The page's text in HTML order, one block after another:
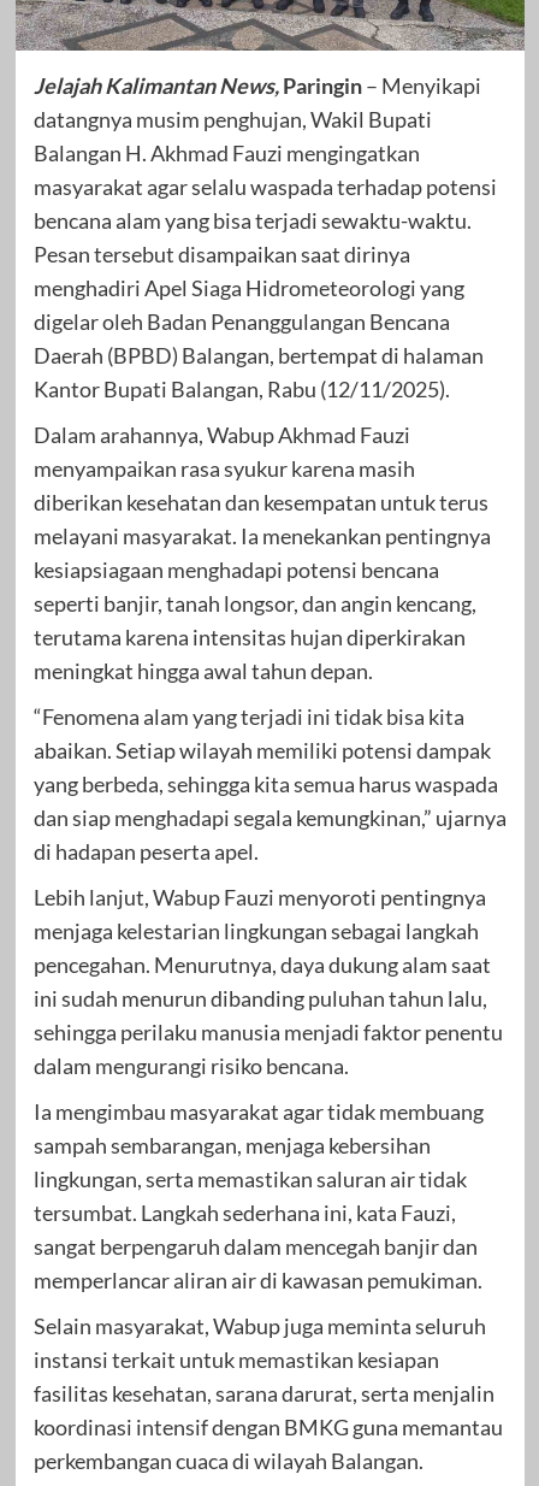
Jelajah Kalimantan News,Paringin– Menyikapi
datangnya musim penghujan, Wakil Bupati
Balangan H. Akhmad Fauzi mengingatkan
masyarakat agar selalu waspada terhadap potensi
bencana alam yang bisa terjadi sewaktu-waktu.
Pesan tersebut disampaikan saat dirinya
menghadiri Apel Siaga Hidrometeorologi yang
digelar oleh Badan Penanggulangan Bencana
Daerah (BPBD) Balangan, bertempat di halaman
Kantor Bupati Balangan, Rabu (12/11/2025).
Dalam arahannya, Wabup Akhmad Fauzi
menyampaikan rasa syukur karena masih
diberikan kesehatan dan kesempatan untuk terus
melayani masyarakat. Ia menekankan pentingnya
kesiapsiagaan menghadapi potensi bencana
seperti banjir, tanah longsor, dan angin kencang,
terutama karena intensitas hujan diperkirakan
meningkat hingga awal tahun depan.
“Fenomena alam yang terjadi ini tidak bisa kita
abaikan. Setiap wilayah memiliki potensi dampak
yang berbeda, sehingga kita semua harus waspada
dan siap menghadapi segala kemungkinan,” ujarnya
di hadapan peserta apel.
Lebih lanjut, Wabup Fauzi menyoroti pentingnya
menjaga kelestarian lingkungan sebagai langkah
pencegahan. Menurutnya, daya dukung alam saat
ini sudah menurun dibanding puluhan tahun lalu,
sehingga perilaku manusia menjadi faktor penentu
dalam mengurangi risiko bencana.
Ia mengimbau masyarakat agar tidak membuang
sampah sembarangan, menjaga kebersihan
lingkungan, serta memastikan saluran air tidak
tersumbat. Langkah sederhana ini, kata Fauzi,
sangat berpengaruh dalam mencegah banjir dan
memperlancar aliran air di kawasan pemukiman.
Selain masyarakat, Wabup juga meminta seluruh
instansi terkait untuk memastikan kesiapan
fasilitas kesehatan, sarana darurat, serta menjalin
koordinasi intensif dengan BMKG guna memantau
perkembangan cuaca di wilayah Balangan.